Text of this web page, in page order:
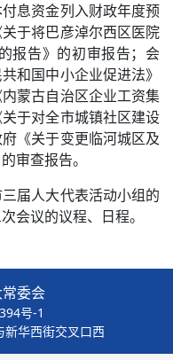
息资金列入财政年度预
于将巴彦淖尔西区医院
报告》的初审报告；会
和国中小企业促进法》
蒙古自治区企业工资集
于对全市城镇社区建设
《关于变更临河城区及
审查报告。
届人大代表活动小组的
会议的议程、日程。
委会
号-1
新华西街交叉口西